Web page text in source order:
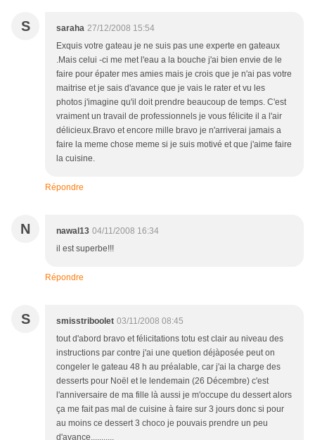
S saraha 27/12/2008 15:54
Exquis votre gateau je ne suis pas une experte en gateaux
.Mais celui -ci me met l'eau a la bouche j'ai bien envie de le
faire pour épater mes amies mais je crois que je n'ai pas votre
maitrise et je sais d'avance que je vais le rater et vu les
photos j'imagine qu'il doit prendre beaucoup de temps. C'est
vraiment un travail de professionnels je vous félicite il a l'air
délicieux.Bravo et encore mille bravo je n'arriverai jamais a
faire la meme chose meme si je suis motivé et que j'aime faire
la cuisine.
Répondre
N nawal13 04/11/2008 16:34
il est superbe!!!
Répondre
S smisstriboolet 03/11/2008 08:45
tout d'abord bravo et félicitations totu est clair au niveau des
instructions par contre j'ai une quetion déjàposée peut on
congeler le gateau 48 h au préalable, car j'ai la charge des
desserts pour Noël et le lendemain (26 Décembre) c'est
l'anniversaire de ma fille là aussi je m'occupe du dessert alors
ça me fait pas mal de cuisine à faire sur 3 jours donc si pour
au moins ce dessert 3 choco je pouvais prendre un peu
d'avance...........